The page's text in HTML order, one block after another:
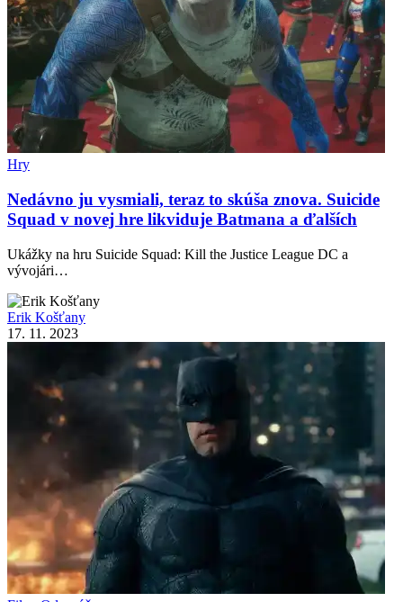
Hry
Nedávno ju vysmiali, teraz to skúša znova. Suicide
Squad v novej hre likviduje Batmana a ďalších
Ukážky na hru Suicide Squad: Kill the Justice League DC a
vývojári…
Erik Košťany
17. 11. 2023